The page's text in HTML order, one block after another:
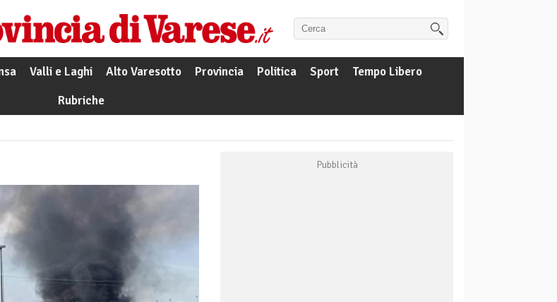
Valli e Laghi Alto Varesotto Provincia Politica Sport
Tempo Libero
Rubriche